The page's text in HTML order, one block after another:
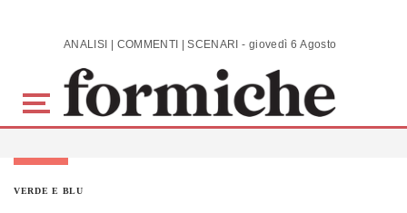
Skip to main content ANALISI | COMMENTI | SCENARI - giovedì 6 Agosto 2026
VERDE E BLU